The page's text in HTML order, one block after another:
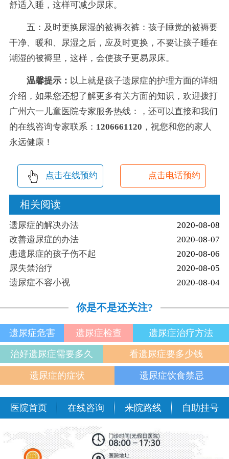
舒适入睡，这样可减少尿床。
五：及时更换尿湿的被褥衣裤：孩子睡觉的被褥要
干净、暖和、尿湿之后，应及时更换，不要让孩子睡在
潮湿的被褥里，这样，会使孩子更易尿床。
温馨提示： 以上就是孩子遗尿症的护理方面的详细
介绍，如果您还想了解更多有关方面的知识，欢迎拨打
广州六一儿童医院专家服务热线：
，还可以直接和我们
的在线咨询专家联系： 1206661120 ，祝您和您的家人
永远健康！
点击在线预约 点击电话预约
相关阅读
遗尿症的解决办法
2020-08-08
改善遗尿症的办法
2020-08-07
患遗尿症的孩子伤不起
2020-08-06
尿失禁治疗
2020-08-05
遗尿症不容小视
2020-08-04
你是不是还关注?
遗尿症危害 遗尿症检查 遗尿症治疗方法
治好遗尿症需要多久 看遗尿症要多少钱
遗尿症的症状 遗尿症饮食禁忌
医院首页 在线咨询 来院路线 自助挂号